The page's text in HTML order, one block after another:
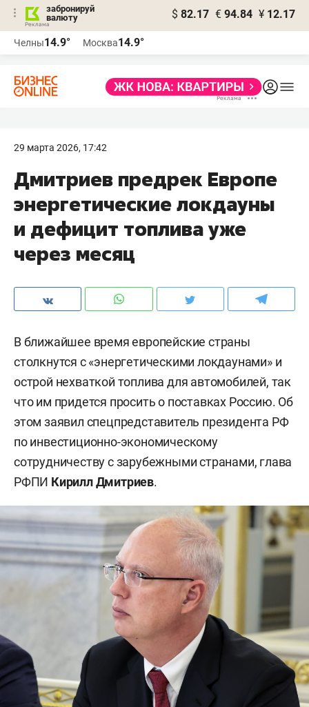
забронируй
валюту
$ 82.17 € 94.84 ¥ 12.17
Челны14.9° Москва14.9°
29 марта 2026, 17:42
Дмитриев предрек Европе
энергетические локдауны
и дефицит топлива уже
через месяц
В ближайшее время европейские страны
столкнутся с «энергетическими локдаунами» и
острой нехваткой топлива для автомобилей, так
что им придется просить о поставках Россию. Об
этом заявил спецпредставитель президента РФ
по инвестиционно-экономическому
сотрудничеству с зарубежными странами, глава
РФПИ Кирилл Дмитриев.